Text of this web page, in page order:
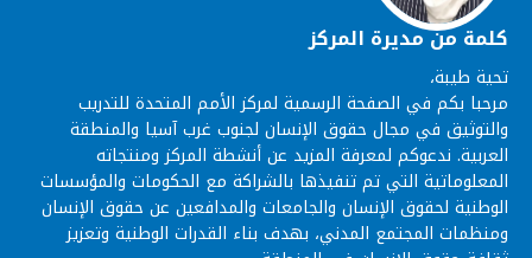
كلمة من مديرة المركز
تحية طيبة،
مرحبا بكم في الصفحة الرسمية لمركز الأمم المتحدة للتدريب
والتوثيق في مجال حقوق الإنسان لجنوب غرب آسيا والمنطقة
العربية. ندعوكم لمعرفة المزيد عن أنشطة المركز ومنتجاته
المعلوماتية التي تم تنفيذها بالشراكة مع الحكومات والمؤسسات
الوطنية لحقوق الإنسان والجامعات والمدافعين عن حقوق الإنسان
ومنظمات المجتمع المدني، بهدف بناء القدرات الوطنية وتعزيز